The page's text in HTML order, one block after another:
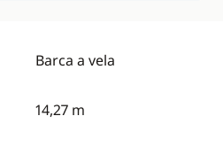
Barca a vela
14,27 m